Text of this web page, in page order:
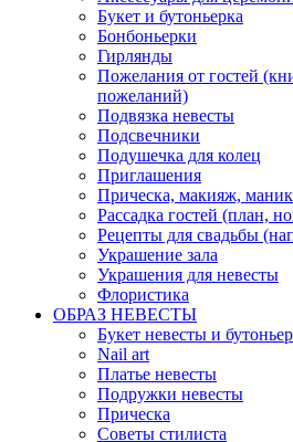
Букет и бутоньерка
Бонбоньерки
Гирлянды
Пожелания от гостей
пожеланий)
Подвязка невесты
Подсвечники
Подушечка для колец
Приглашения
Прическа, макияж,
Рассадка гостей (план,
Рецепты для свадьбы
Украшение зала
Украшения для невесты
Флористика
ОБРАЗ НЕВЕСТЫ
Букет невесты и
Nail art
Платье невесты
Подружки невесты
Прическа
Советы стилиста